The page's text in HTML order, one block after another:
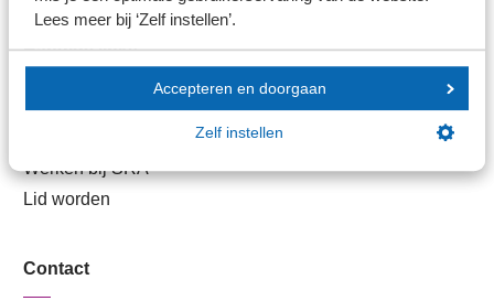
Lees meer bij ‘Zelf instellen’.
Accepteren en doorgaan
Zelf instellen
Handige links
Veilig bestanden delen
Werken bij SRA
Lid worden
Contact